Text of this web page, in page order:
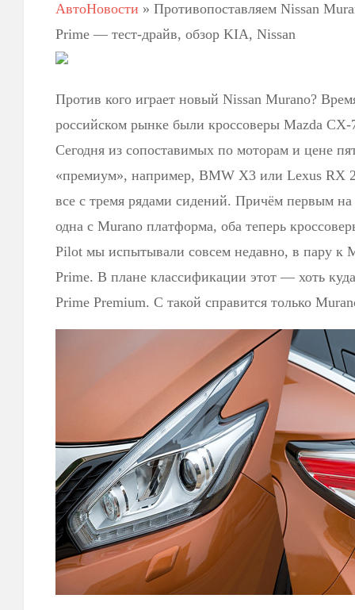
АвтоНовости » Противопоставляем Nissan
Prime — тест-драйв, обзор KIA, Nissan
Против кого играет новый Nissan Murano?
российском рынке были кроссоверы Mazda
Сегодня из сопоставимых по моторам и цене
«премиум», например, BMW X3 или Lexus RX
все с тремя рядами сидений. Причём первым
одна с Murano платформа, оба теперь
Pilot мы испытывали совсем недавно, в пару к
Prime. В плане классификации этот — хоть
Prime Premium. С такой справится только